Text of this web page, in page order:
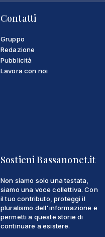
Contatti
Gruppo
Redazione
Pubblicità
Lavora con noi
Sostieni Bassanonet.it
Non siamo solo una testata,
siamo una voce collettiva. Con
il tuo contributo, proteggi il
pluralismo dell'informazione e
permetti a queste storie di
continuare a esistere.